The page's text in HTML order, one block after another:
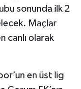
sonunda ilk 2
Maçlar
canlı olarak
en üst lig